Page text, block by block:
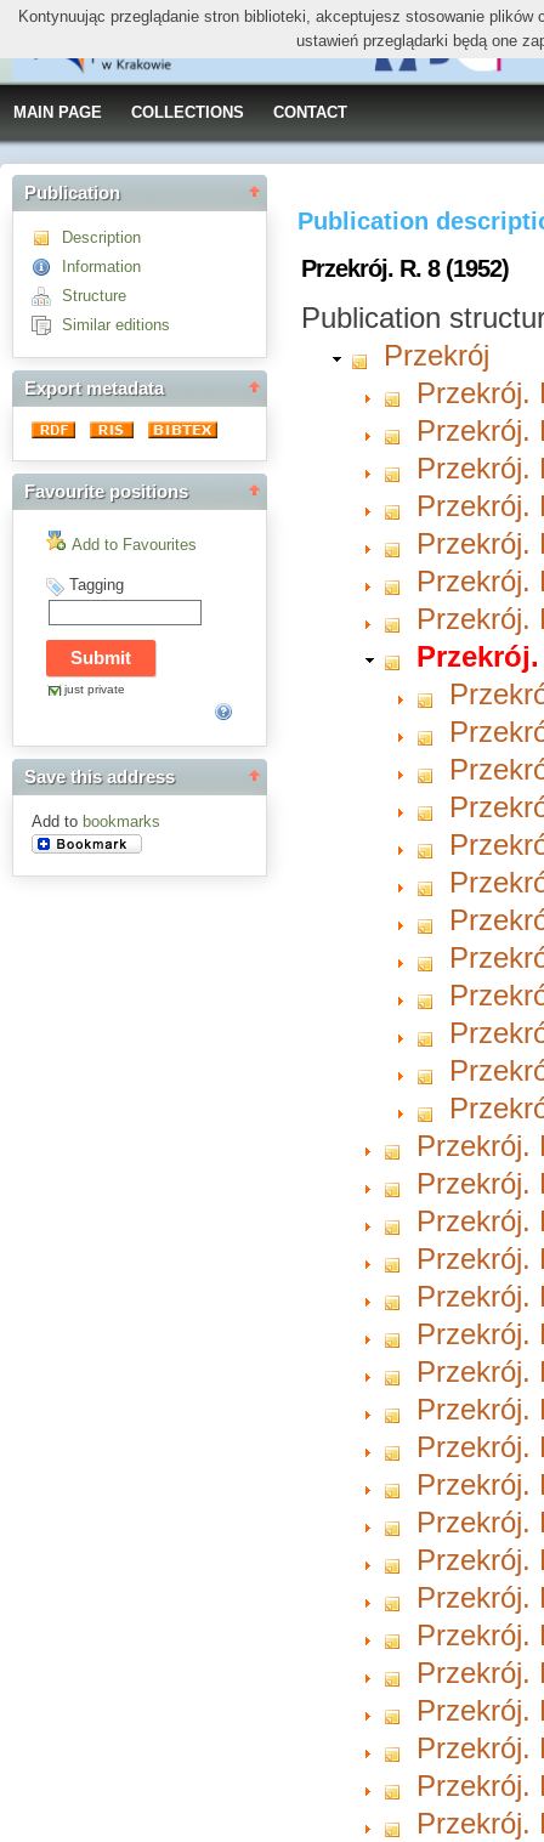
MAIN PAGE COLLECTIONS CONTACT
Publication
Description
Information
Structure
Similar editions
Export metadata
Favourite positions
Add to Favourites
Tagging
just private
Save this address
Add to bookmarks
Publication
Przekrój. R. 8 (1952)
Publication
Przekrój
Przekrój.
Przekrój.
Przekrój.
Przekrój.
Przekrój.
Przekrój.
Przekrój.
Przekrój.
Przekrój.
Przekrój.
Przekrój.
Przekrój.
Przekrój.
Przekrój.
Przekrój.
Przekrój.
Przekrój.
Przekrój.
Przekrój.
Przekrój.
Przekrój.
Przekrój.
Przekrój.
Przekrój.
Przekrój.
Przekrój.
Przekrój.
Kontynuując przeglądanie stron biblioteki, akceptujesz stosowanie
ustawień przeglądarki będą one